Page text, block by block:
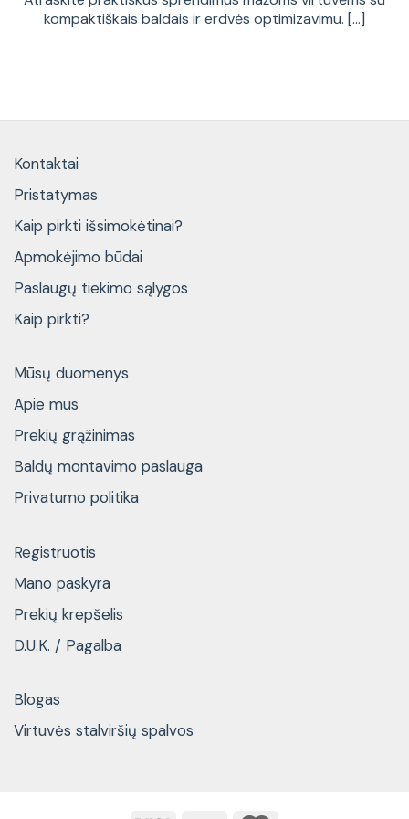
kompaktiškais baldais ir erdvės optimizavimu. [...]
Kontaktai
Pristatymas
Kaip pirkti išsimokėtinai?
Apmokėjimo būdai
Paslaugų tiekimo sąlygos
Kaip pirkti?
Mūsų duomenys
Apie mus
Prekių grąžinimas
Baldų montavimo paslauga
Privatumo politika
Registruotis
Mano paskyra
Prekių krepšelis
D.U.K. / Pagalba
Blogas
Virtuvės stalviršių spalvos